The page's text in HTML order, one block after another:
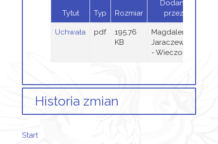
Tytuł Typ Rozmiar
Dodany
przez
Uchwała pdf
195.76
KB
Magdalena
Jaraczewska
- Wieczorek
Historia zmian
Start